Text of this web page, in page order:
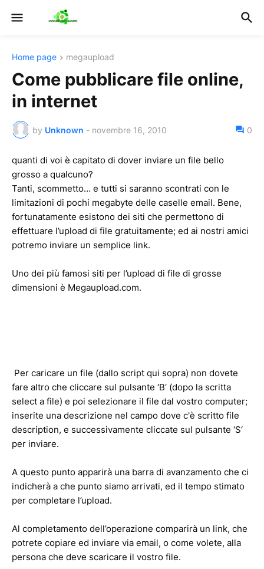
Home page megaupload
Come pubblicare file online,
in internet
by Unknown - novembre 16, 2010 0
quanti di voi è capitato di dover inviare un file bello
grosso a qualcuno?
Tanti, scommetto… e tutti si saranno scontrati con le
limitazioni di pochi megabyte delle caselle email. Bene,
fortunatamente esistono dei siti che permettono di
effettuare l’upload di file gratuitamente; ed ai nostri amici
potremo inviare un semplice link.
Uno dei più famosi siti per l’upload di file di grosse
dimensioni è Megaupload.com.
Per caricare un file (dallo script qui sopra) non dovete
fare altro che cliccare sul pulsante ‘B‘ (dopo la scritta
select a file) e poi selezionare il file dal vostro computer;
inserite una descrizione nel campo dove c'è scritto file
description, e successivamente cliccate sul pulsante ‘S‘
per inviare.
A questo punto apparirà una barra di avanzamento che ci
indicherà a che punto siamo arrivati, ed il tempo stimato
per completare l’upload.
Al completamento dell’operazione comparirà un link, che
potrete copiare ed inviare via email, o come volete, alla
persona che deve scaricare il vostro file.